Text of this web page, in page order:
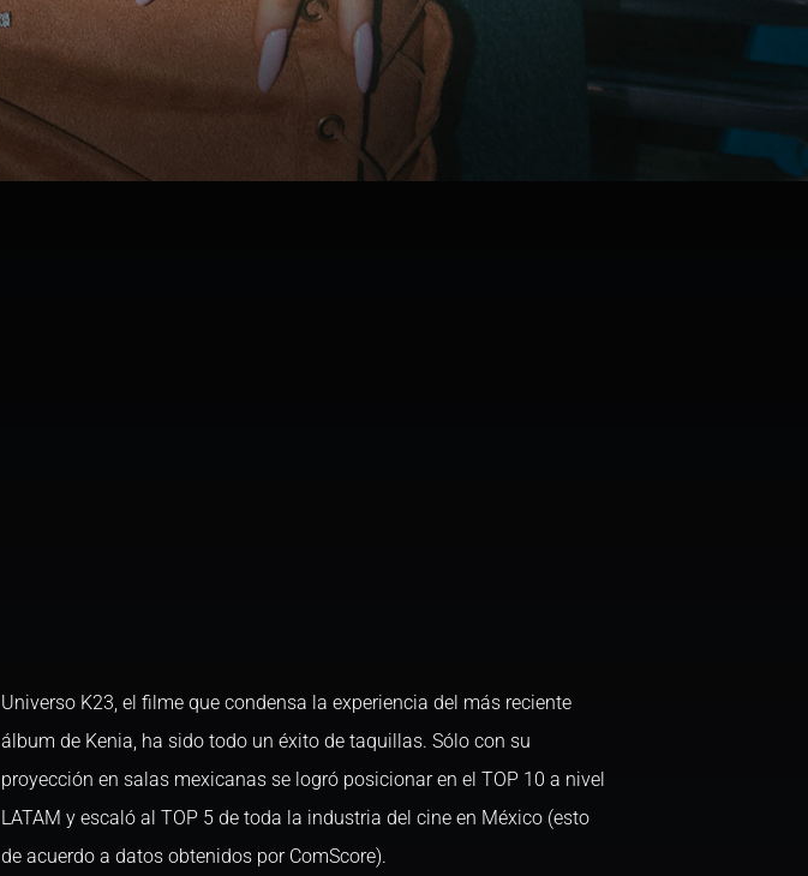
Universo K23, el filme que condensa la experiencia del más reciente
álbum de Kenia, ha sido todo un éxito de taquillas. Sólo con su
proyección en salas mexicanas se logró posicionar en el TOP 10 a nivel
LATAM y escaló al TOP 5 de toda la industria del cine en México (esto
de acuerdo a datos obtenidos por ComScore).